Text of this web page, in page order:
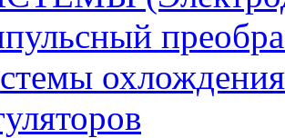
охлождения